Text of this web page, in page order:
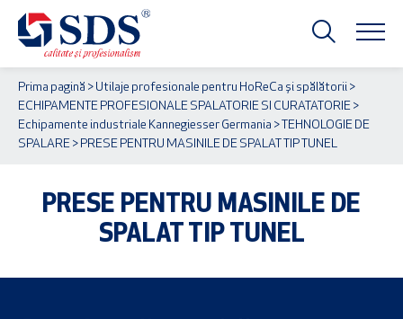
Prima pagină > Utilaje profesionale pentru HoReCa și spălătorii >
ECHIPAMENTE PROFESIONALE SPALATORIE SI CURATATORIE >
Echipamente industriale Kannegiesser Germania > TEHNOLOGIE DE
SPALARE > PRESE PENTRU MASINILE DE SPALAT TIP TUNEL
PRESE PENTRU MASINILE DE
SPALAT TIP TUNEL